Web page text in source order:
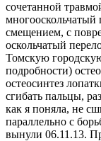
сочетанной
многооскольчатый
смещением, с
оскольчатый
Томскую
подробности)
остеосинтез
сгибать пальцы,
как я поняла, не
параллельно с
вынули 06.11.13.